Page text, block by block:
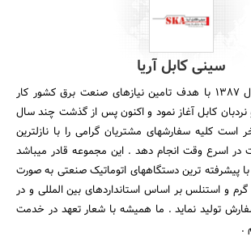
سینی کابل آریا
سینی کابل آریا در سال 1387 با هدف تامین نیازهای صنعت برق کشور کار
نردبان کابل آغاز نمود و اکنون پس از گذشت چند سال
است کلیه سفارشهای مشتریان گرامی را با نازلترین
در اسرع وقت انجام دهد . این مجموعه قادر میباشد
پیشرفته ترین دستگاههای اتوماتیک صنعتی به صورت
گرم و استنلس بر اساس استانداردهای بین المللی و در
تولید نماید . ما همیشه با شعار تعهد در خدمت
.